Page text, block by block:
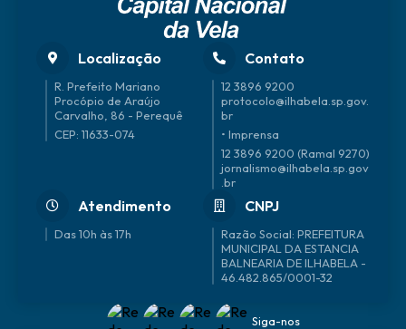
Localização
R. Prefeito Mariano
Procópio de Araújo
Carvalho, 86 - Perequê
CEP: 11633-074
Contato
12 3896 9200
protocolo@ilhabela.sp.gov.
br
• Imprensa
12 3896 9200 (Ramal 9270)
jornalismo@ilhabela.sp.gov
.br
Atendimento
Das 10h às 17h
CNPJ
46.482.865/0001-32
Siga-nos